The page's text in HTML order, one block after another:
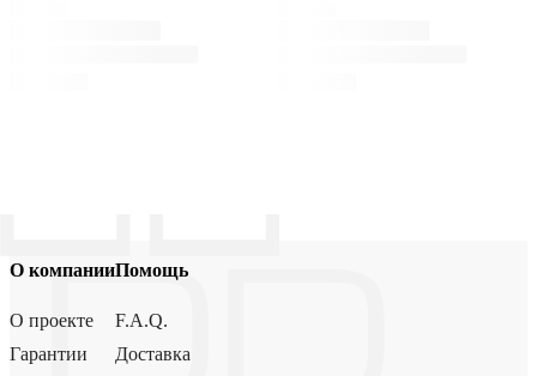
О компании
О проекте
Гарантии
Помощь
F.A.Q.
Доставка